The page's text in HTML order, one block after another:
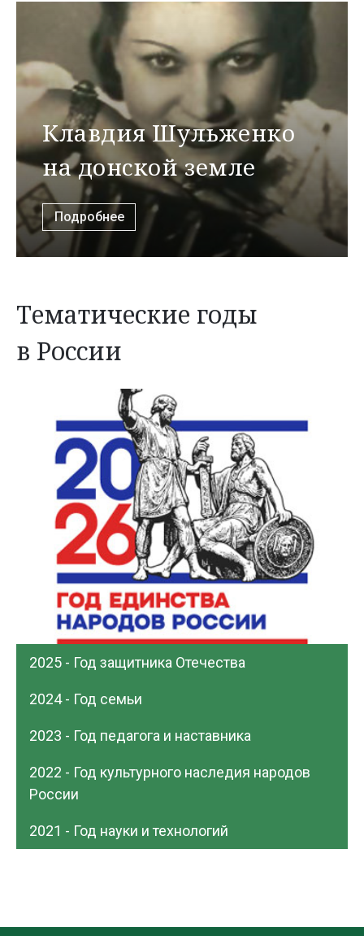
Клавдия Шульженко
на донской земле
Подробнее
Тематические годы
в России
2025 - Год защитника Отечества
2024 - Год семьи
2023 - Год педагога и наставника
2022 - Год культурного наследия народов
России
2021 - Год науки и технологий